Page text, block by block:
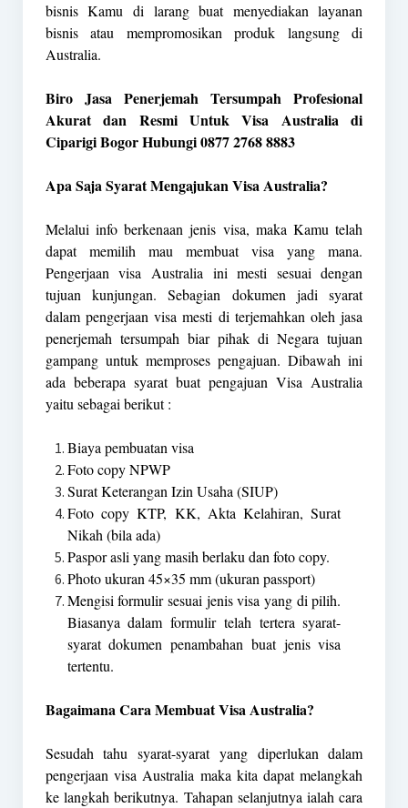
bisnis Kamu di larang buat menyediakan layanan
bisnis atau mempromosikan produk langsung di
Australia.
Biro Jasa Penerjemah Tersumpah Profesional
Akurat dan Resmi Untuk Visa Australia di
Ciparigi Bogor Hubungi 0877 2768 8883
Apa Saja Syarat Mengajukan Visa Australia?
Melalui info berkenaan jenis visa, maka Kamu telah
dapat memilih mau membuat visa yang mana.
Pengerjaan visa Australia ini mesti sesuai dengan
tujuan kunjungan. Sebagian dokumen jadi syarat
dalam pengerjaan visa mesti di terjemahkan oleh jasa
penerjemah tersumpah biar pihak di Negara tujuan
gampang untuk memproses pengajuan. Dibawah ini
ada beberapa syarat buat pengajuan Visa Australia
yaitu sebagai berikut :
Biaya pembuatan visa
Foto copy NPWP
Surat Keterangan Izin Usaha (SIUP)
Foto copy KTP, KK, Akta Kelahiran, Surat
Nikah (bila ada)
Paspor asli yang masih berlaku dan foto copy.
Photo ukuran 45×35 mm (ukuran passport)
Mengisi formulir sesuai jenis visa yang di pilih.
Biasanya dalam formulir telah tertera syarat-
syarat dokumen penambahan buat jenis visa
tertentu.
Bagaimana Cara Membuat Visa Australia?
Sesudah tahu syarat-syarat yang diperlukan dalam
pengerjaan visa Australia maka kita dapat melangkah
ke langkah berikutnya. Tahapan selanjutnya ialah cara